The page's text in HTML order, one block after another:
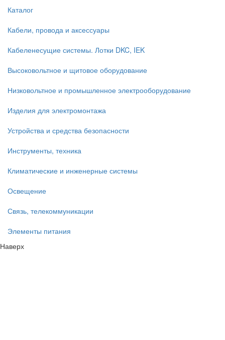
Каталог
Кабели, провода и аксессуары
Кабеленесущие системы. Лотки DKC, IEK
Высоковольтное и щитовое оборудование
Низковольтное и промышленное электрооборудование
Изделия для электромонтажа
Устройства и средства безопасности
Инструменты, техника
Климатические и инженерные системы
Освещение
Связь, телекоммуникации
Элементы питания
Наверх